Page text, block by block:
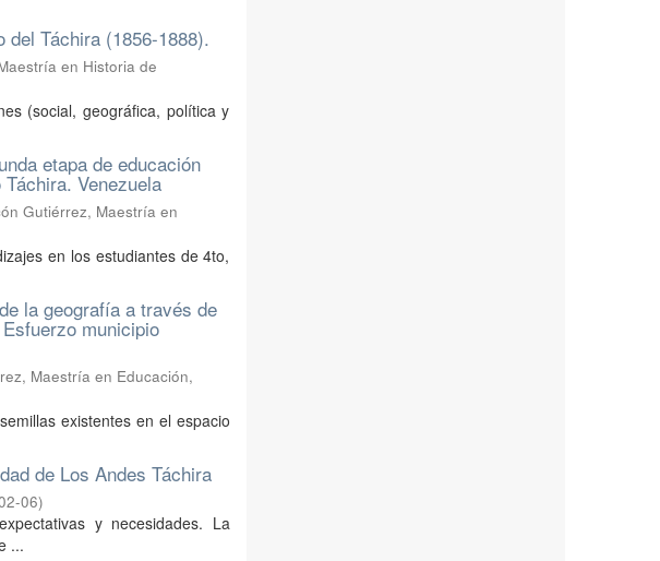
Táchira (1856-1888).
en Historia de
(social, geográfica, política y
etapa de educación
Venezuela
Gutiérrez, Maestría en
en los estudiantes de 4to,
la geografía a través de
municipio
Maestría en Educación,
existentes en el espacio
de Los Andes Táchira
06)
y necesidades. La
...